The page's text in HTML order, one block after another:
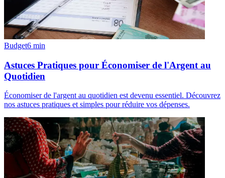
Budget6 min
Astuces Pratiques pour Économiser de l'Argent au
Quotidien
Économiser de l'argent au quotidien est devenu essentiel. Découvrez
nos astuces pratiques et simples pour réduire vos dépenses.